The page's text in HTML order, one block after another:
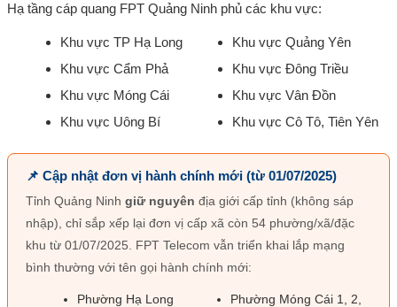
Hạ tầng cáp quang FPT Quảng Ninh phủ các khu vực:
Khu vực TP Hạ Long
Khu vực Cẩm Phả
Khu vực Móng Cái
Khu vực Uông Bí
Khu vực Quảng Yên
Khu vực Đông Triều
Khu vực Vân Đồn
Khu vực Cô Tô, Tiên Yên
📌 Cập nhật đơn vị hành chính mới (từ 01/07/2025)
Tỉnh Quảng Ninh giữ nguyên địa giới cấp tỉnh (không sáp
nhập), chỉ sắp xếp lại đơn vị cấp xã còn 54 phường/xã/đặc
khu từ 01/07/2025. FPT Telecom vẫn triển khai lắp mạng
bình thường với tên gọi hành chính mới:
Phường Hạ Long
Phường Móng Cái 1, 2,